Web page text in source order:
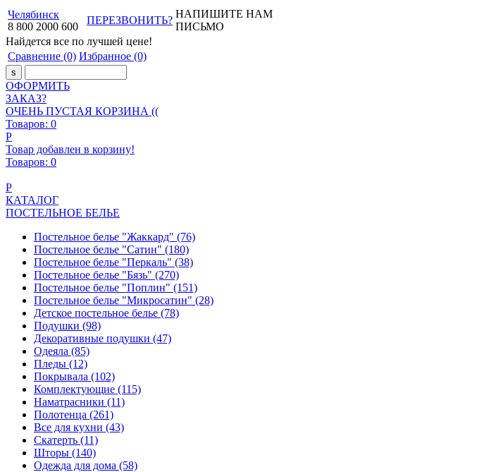
Челябинск
8 800 2000 600
ПЕРЕЗВОНИТЬ?
НАПИШИТЕ НАМ
ПИСЬМО
Найдется все по лучшей цене!
Сравнение (0) Избранное (0)
ОФОРМИТЬ
ЗАКАЗ?
ОЧЕНЬ ПУСТАЯ КОРЗИНА ((
Товаров: 0
Р
Товар добавлен в корзину!
Товаров: 0
Р
КАТАЛОГ
ПОСТЕЛЬНОЕ БЕЛЬЕ
Постельное белье "Жаккард" (76)
Постельное белье "Сатин" (180)
Постельное белье "Перкаль" (38)
Постельное белье "Бязь" (270)
Постельное белье "Поплин" (151)
Постельное белье "Микросатин" (28)
Детское постельное белье (78)
Подушки (98)
Декоративные подушки (47)
Одеяла (85)
Пледы (12)
Покрывала (102)
Комплектующие (115)
Наматрасники (11)
Полотенца (261)
Все для кухни (43)
Скатерть (11)
Шторы (140)
Одежда для дома (58)